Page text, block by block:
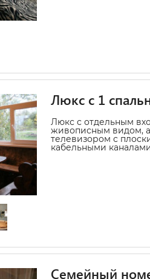
Люкс с 1
Люкс с отдельным
живописным видом,
телевизором с
кабельными
Семейный